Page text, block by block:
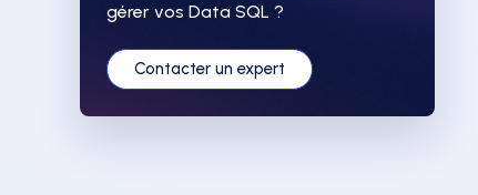
gérer vos Data SQL ?
Contacter un expert